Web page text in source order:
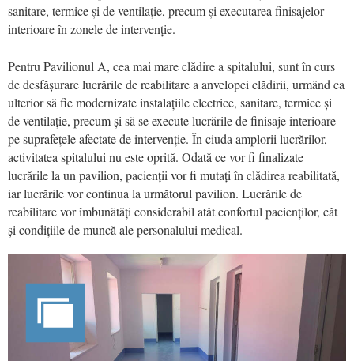
sanitare, termice și de ventilație, precum și executarea finisajelor
interioare în zonele de intervenție.
Pentru Pavilionul A, cea mai mare clădire a spitalului, sunt în curs
de desfășurare lucrările de reabilitare a anvelopei clădirii, urmând ca
ulterior să fie modernizate instalațiile electrice, sanitare, termice și
de ventilație, precum și să se execute lucrările de finisaje interioare
pe suprafețele afectate de intervenție. În ciuda amplorii lucrărilor,
activitatea spitalului nu este oprită. Odată ce vor fi finalizate
lucrările la un pavilion, pacienții vor fi mutați în clădirea reabilitată,
iar lucrările vor continua la următorul pavilion. Lucrările de
reabilitare vor îmbunătăți considerabil atât confortul pacienților, cât
și condițiile de muncă ale personalului medical.